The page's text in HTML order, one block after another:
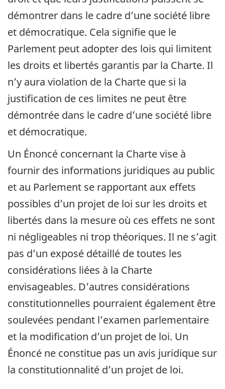
démontrer dans le cadre d’une société libre
et démocratique. Cela signifie que le
Parlement peut adopter des lois qui limitent
les droits et libertés garantis par la Charte. Il
n’y aura violation de la Charte que si la
justification de ces limites ne peut être
démontrée dans le cadre d’une société libre
et démocratique.
Un Énoncé concernant la Charte vise à
fournir des informations juridiques au public
et au Parlement se rapportant aux effets
possibles d’un projet de loi sur les droits et
libertés dans la mesure où ces effets ne sont
ni négligeables ni trop théoriques. Il ne s’agit
pas d’un exposé détaillé de toutes les
considérations liées à la Charte
envisageables. D’autres considérations
constitutionnelles pourraient également être
soulevées pendant l’examen parlementaire
et la modification d’un projet de loi. Un
Énoncé ne constitue pas un avis juridique sur
la constitutionnalité d’un projet de loi.